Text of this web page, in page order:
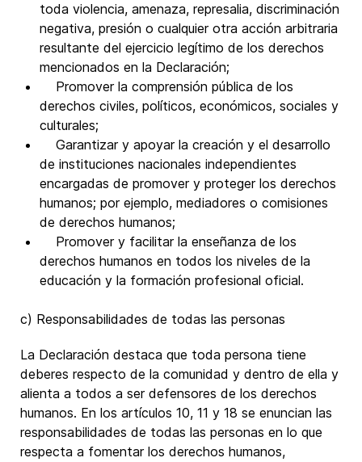
toda violencia, amenaza, represalia, discriminación
negativa, presión o cualquier otra acción arbitraria
resultante del ejercicio legítimo de los derechos
mencionados en la Declaración;
Promover la comprensión pública de los
derechos civiles, políticos, económicos, sociales y
culturales;
Garantizar y apoyar la creación y el desarrollo
de instituciones nacionales independientes
encargadas de promover y proteger los derechos
humanos; por ejemplo, mediadores o comisiones
de derechos humanos;
Promover y facilitar la enseñanza de los
derechos humanos en todos los niveles de la
educación y la formación profesional oficial.
c) Responsabilidades de todas las personas
La Declaración destaca que toda persona tiene
deberes respecto de la comunidad y dentro de ella y
alienta a todos a ser defensores de los derechos
humanos. En los artículos 10, 11 y 18 se enuncian las
responsabilidades de todas las personas en lo que
respecta a fomentar los derechos humanos,